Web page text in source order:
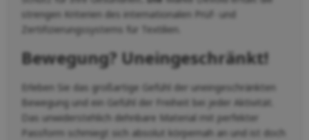
strengen Kriterien des internationalen Prüf- und
Zertifizierungssystems für Textilien.
Bewegung? Uneingeschränkt!
Erleben Sie das großartige Gefühl der uneingeschränkten
Bewegung und ein Gefühl der Freiheit bei jeder Aktivität.
Das unwiderstehlich dehnbare Material mit perfekter
Passform schmiegt sich absolut körpernah an und ist doch